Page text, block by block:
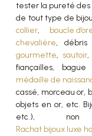
tester la pureté
de tout type de
collier, boucle
chevalière, débris
gourmette, sautoir,
fiançailles,
médaille de
cassé, morceau or,
objets en or, etc.
etc.), non
Rachat bijoux luxe